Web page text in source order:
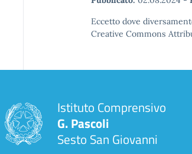
Eccetto dove
Creative Commons
Istituto Comprensivo
G. Pascoli
Sesto San Giovanni